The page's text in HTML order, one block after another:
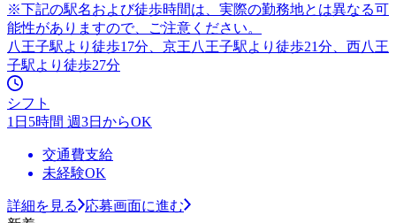
※下記の駅名および徒歩時間は、実際の勤務地とは異なる可
能性がありますので、ご注意ください。
八王子駅より徒歩17分、京王八王子駅より徒歩21分、西八王
子駅より徒歩27分
シフト
1日5時間 週3日からOK
交通費支給
未経験OK
詳細を見る
応募画面に進む